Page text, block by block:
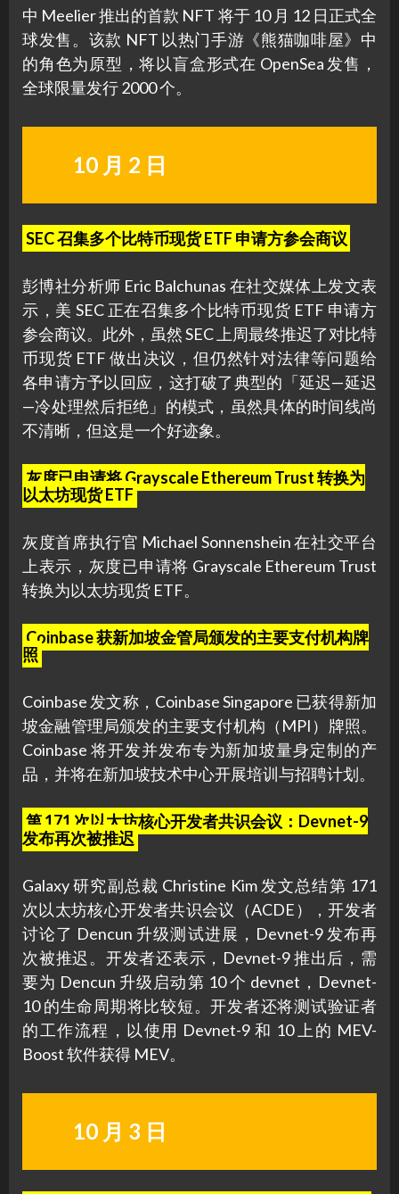
中 Meelier 推出的首款 NFT 将于 10 月 12 日正式全
球发售。该款 NFT 以热门手游《熊猫咖啡屋》中
的角色为原型，将以盲盒形式在 OpenSea 发售，
全球限量发行 2000 个。
10 月 2 日
SEC 召集多个比特币现货 ETF 申请方参会商议
彭博社分析师 Eric Balchunas 在社交媒体上发文表
示，美 SEC 正在召集多个比特币现货 ETF 申请方
参会商议。此外，虽然 SEC 上周最终推迟了对比特
币现货 ETF 做出决议，但仍然针对法律等问题给
各申请方予以回应，这打破了典型的「延迟—延迟
—冷处理然后拒绝」的模式，虽然具体的时间线尚
不清晰，但这是一个好迹象。
灰度已申请将 Grayscale Ethereum Trust 转换为
以太坊现货 ETF
灰度首席执行官 Michael Sonnenshein 在社交平台
上表示，灰度已申请将 Grayscale Ethereum Trust
转换为以太坊现货 ETF。
Coinbase 获新加坡金管局颁发的主要支付机构牌
照
Coinbase 发文称，Coinbase Singapore 已获得新加
坡金融管理局颁发的主要支付机构（MPI）牌照。
Coinbase 将开发并发布专为新加坡量身定制的产
品，并将在新加坡技术中心开展培训与招聘计划。
第 171 次以太坊核心开发者共识会议：Devnet-9
发布再次被推迟
Galaxy 研究副总裁 Christine Kim 发文总结第 171
次以太坊核心开发者共识会议（ACDE），开发者
讨论了 Dencun 升级测试进展，Devnet-9 发布再
次被推迟。开发者还表示，Devnet-9 推出后，需
要为 Dencun 升级启动第 10 个 devnet，Devnet-
10 的生命周期将比较短。开发者还将测试验证者
的工作流程，以使用 Devnet-9 和 10 上的 MEV-
Boost 软件获得 MEV。
10 月 3 日